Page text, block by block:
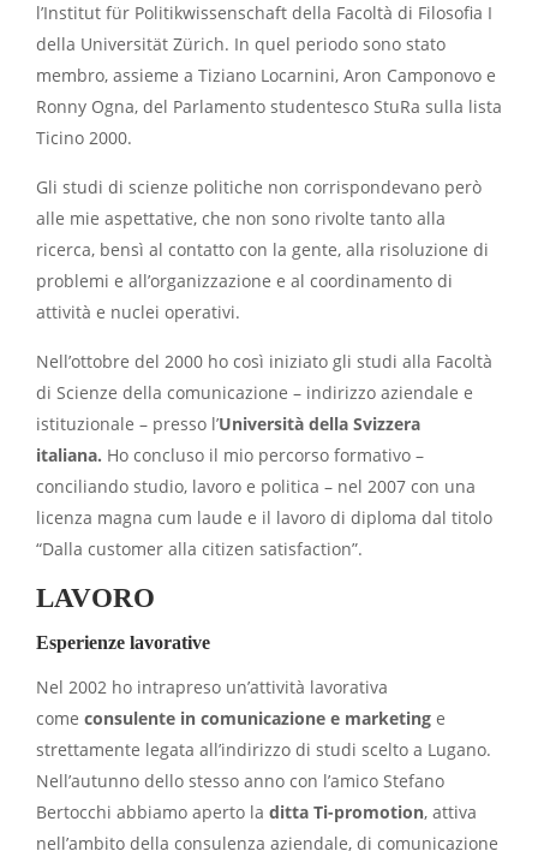
l’Institut für Politikwissenschaft della Facoltà di Filosofia I
della Universität Zürich. In quel periodo sono stato
membro, assieme a Tiziano Locarnini, Aron Camponovo e
Ronny Ogna, del Parlamento studentesco StuRa sulla lista
Ticino 2000.
Gli studi di scienze politiche non corrispondevano però
alle mie aspettative, che non sono rivolte tanto alla
ricerca, bensì al contatto con la gente, alla risoluzione di
problemi e all’organizzazione e al coordinamento di
attività e nuclei operativi.
Nell’ottobre del 2000 ho così iniziato gli studi alla Facoltà
di Scienze della comunicazione – indirizzo aziendale e
istituzionale – presso l’Università della Svizzera
italiana. Ho concluso il mio percorso formativo –
conciliando studio, lavoro e politica – nel 2007 con una
licenza magna cum laude e il lavoro di diploma dal titolo
“Dalla customer alla citizen satisfaction”.
LAVORO
Esperienze lavorative
Nel 2002 ho intrapreso un’attività lavorativa
come consulente in comunicazione e marketing e
strettamente legata all’indirizzo di studi scelto a Lugano.
Nell’autunno dello stesso anno con l’amico Stefano
Bertocchi abbiamo aperto la ditta Ti-promotion, attiva
nell’ambito della consulenza aziendale, di comunicazione